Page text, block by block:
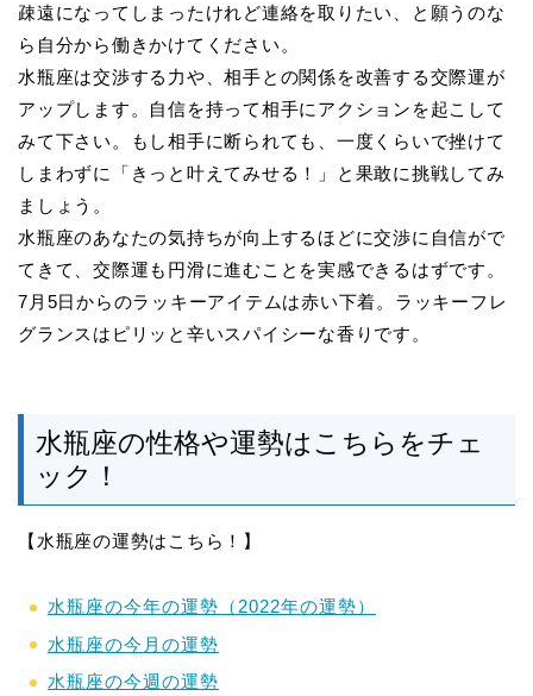
疎遠になってしまったけれど連絡を取りたい、と願うのな
ら自分から働きかけてください。
水瓶座は交渉する力や、相手との関係を改善する交際運が
アップします。自信を持って相手にアクションを起こして
みて下さい。もし相手に断られても、一度くらいで挫けて
しまわずに「きっと叶えてみせる！」と果敢に挑戦してみ
ましょう。
水瓶座のあなたの気持ちが向上するほどに交渉に自信がで
てきて、交際運も円滑に進むことを実感できるはずです。
7月5日からのラッキーアイテムは赤い下着。ラッキーフレ
グランスはピリッと辛いスパイシーな香りです。
水瓶座の性格や運勢はこちらをチェ
ック！
【水瓶座の運勢はこちら！】
水瓶座の今年の運勢（2022年の運勢）
水瓶座の今月の運勢
水瓶座の今週の運勢